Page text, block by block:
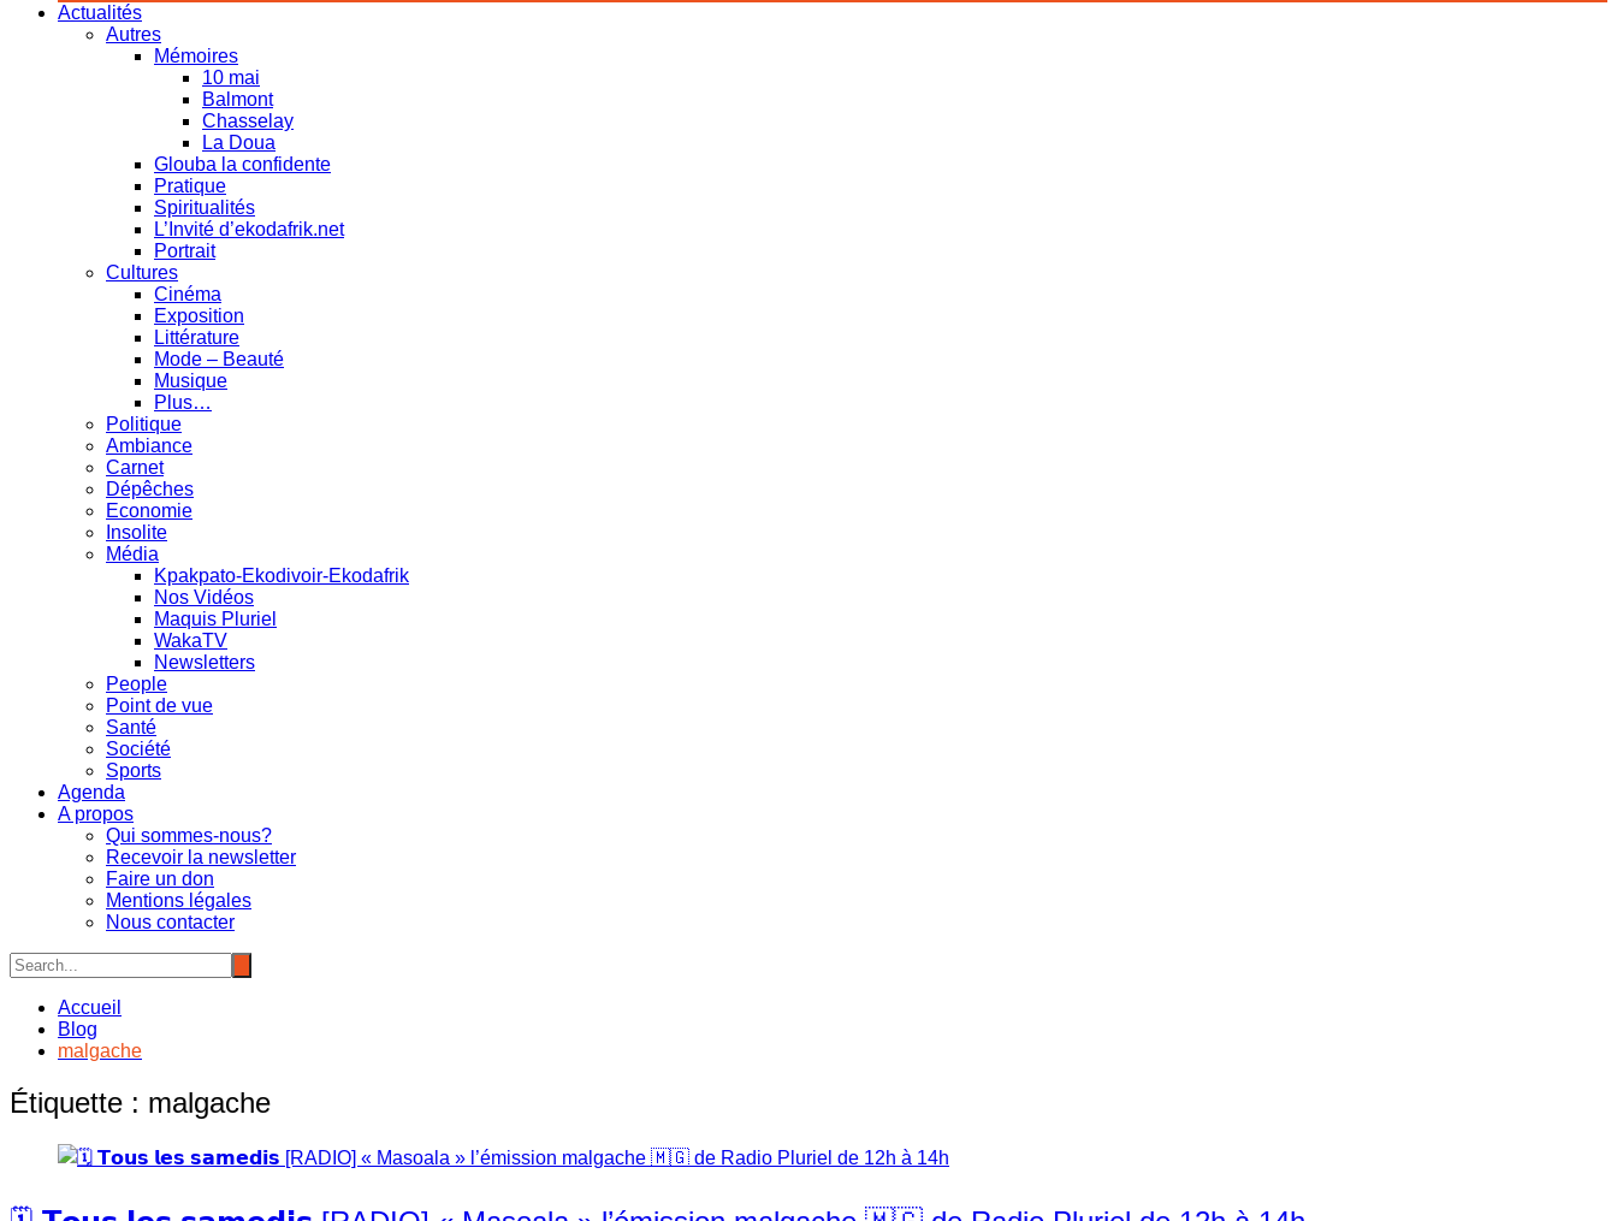
Actualités
Autres
Mémoires
10 mai
Balmont
Chasselay
La Doua
Glouba la confidente
Pratique
Spiritualités
L’Invité d’ekodafrik.net
Portrait
Cultures
Cinéma
Exposition
Littérature
Mode – Beauté
Musique
Plus…
Politique
Ambiance
Carnet
Dépêches
Economie
Insolite
Média
Kpakpato-Ekodivoir-Ekodafrik
Nos Vidéos
Maquis Pluriel
WakaTV
Newsletters
People
Point de vue
Santé
Société
Sports
Agenda
A propos
Qui sommes-nous?
Recevoir la newsletter
Faire un don
Mentions légales
Nous contacter
Accueil
Blog
malgache
Étiquette : malgache